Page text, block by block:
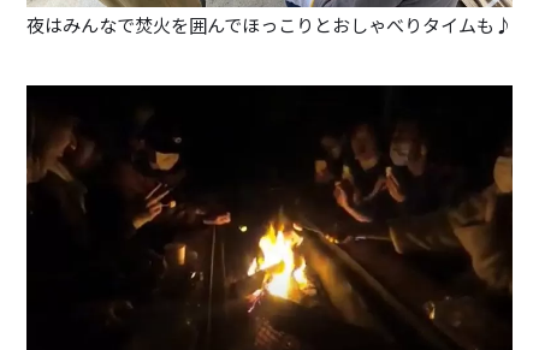
夜はみんなで焚火を囲んでほっこりとおしゃべりタイムも♪